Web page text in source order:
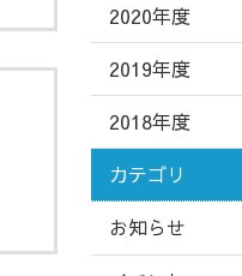
2020年度
2019年度
2018年度
カテゴリ
お知らせ